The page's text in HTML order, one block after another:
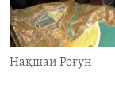
Нақшаи Роғун